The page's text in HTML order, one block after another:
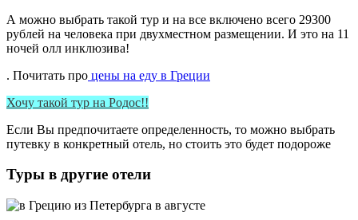
А можно выбрать такой тур и на все включено всего 29300
рублей на человека при двухместном размещении. И это на 11
ночей олл инклюзива!
. Почитать про цены на еду в Греции
Хочу такой тур на Родос!!
Если Вы предпочитаете определенность, то можно выбрать
путевку в конкретный отель, но стоить это будет подороже
Туры в другие отели